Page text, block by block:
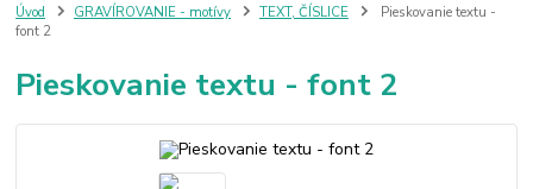
Úvod GRAVÍROVANIE - motívy TEXT, ČÍSLICE
Pieskovanie textu -
font 2
Pieskovanie textu - font 2